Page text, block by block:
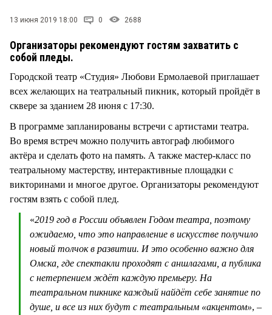
13 июня 2019 18:00 0 2688
Организаторы рекомендуют гостям захватить с
собой пледы.
Городской театр «Студия» Любови Ермолаевой приглашает
всех желающих на театральный пикник, который пройдёт в
сквере за зданием 28 июня с 17:30.
В программе запланированы встречи с артистами театра.
Во время встреч можно получить автограф любимого
актёра и сделать фото на память. А также мастер-класс по
театральному мастерству, интерактивные площадки с
викторинами и многое другое. Организаторы рекомендуют
гостям взять с собой плед.
«2019 год в России объявлен Годом театра, поэтому
ожидаемо, что это направление в искусстве получило
новый толчок в развитии. И это особенно важно для
Омска, где спектакли проходят с аншлагами, а публика
с нетерпением ждёт каждую премьеру. На
театральном пикнике каждый найдёт себе занятие по
душе, и все из них будут с театральным «акцентом», –